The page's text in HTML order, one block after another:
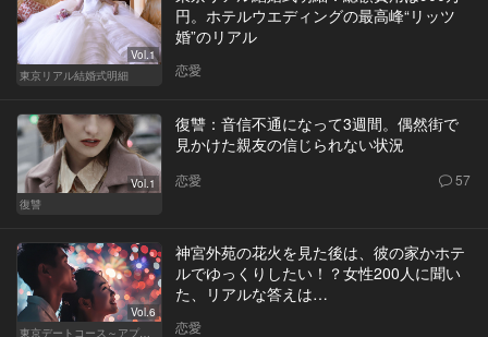
Vol.1
東京リアル結婚式明細
円。ホテルウエディングの最高峰“リッツ
婚”のリアル
恋愛
Vol.1
復讐
復讐：音信不通になって3週間。偶然街で
見かけた親友の信じられない状況
恋愛 57
Vol.6
神宮外苑の花火を見た後は、彼の家かホテ
ルでゆっくりしたい！？女性200人に聞い
た、リアルな答えは…
恋愛